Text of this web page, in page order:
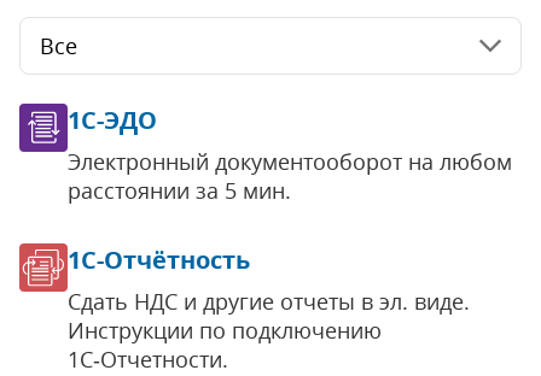
Все
1С-ЭДО
Электронный документооборот на любом
расстоянии за 5 мин.
1С-Отчётность
Сдать НДС и другие отчеты в эл. виде.
Инструкции по подключению
1С‑Отчетности.